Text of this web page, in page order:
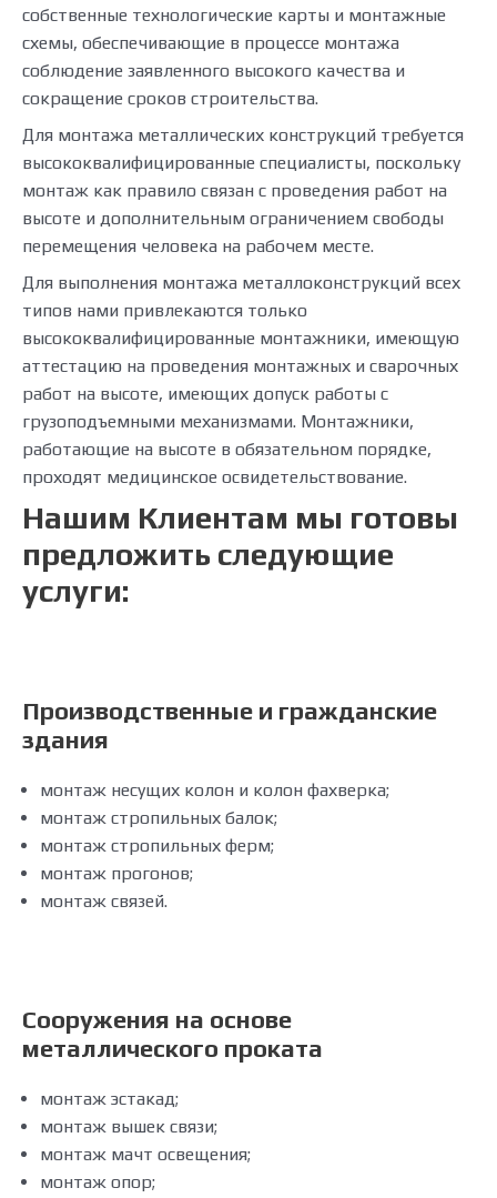
собственные технологические карты и монтажные
схемы, обеспечивающие в процессе монтажа
соблюдение заявленного высокого качества и
сокращение сроков строительства.
Для монтажа металлических конструкций требуется
высококвалифицированные специалисты, поскольку
монтаж как правило связан с проведения работ на
высоте и дополнительным ограничением свободы
перемещения человека на рабочем месте.
Для выполнения монтажа металлоконструкций всех
типов нами привлекаются только
высококвалифицированные монтажники, имеющую
аттестацию на проведения монтажных и сварочных
работ на высоте, имеющих допуск работы с
грузоподъемными механизмами. Монтажники,
работающие на высоте в обязательном порядке,
проходят медицинское освидетельствование.
Нашим Клиентам мы готовы
предложить следующие
услуги:
Производственные и гражданские
здания
монтаж несущих колон и колон фахверка;
монтаж стропильных балок;
монтаж стропильных ферм;
монтаж прогонов;
монтаж связей.
Сооружения на основе
металлического проката
монтаж эстакад;
монтаж вышек связи;
монтаж мачт освещения;
монтаж опор;